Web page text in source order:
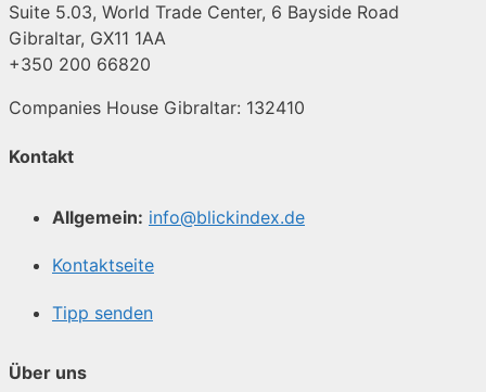
Suite 5.03, World Trade Center, 6 Bayside Road
Gibraltar, GX11 1AA
+350 200 66820
Companies House Gibraltar: 132410
Kontakt
Allgemein: info@blickindex.de
Kontaktseite
Tipp senden
Über uns